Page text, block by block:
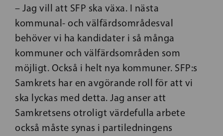
– Jag vill att SFP ska växa. I nästa
kommunal- och välfärdsområdesval
behöver vi ha kandidater i så många
kommuner och välfärdsområden som
möjligt. Också i helt nya kommuner. SFP:s
Samkrets har en avgörande roll för att vi
ska lyckas med detta. Jag anser att
Samkretsens otroligt värdefulla arbete
också måste synas i partiledningens